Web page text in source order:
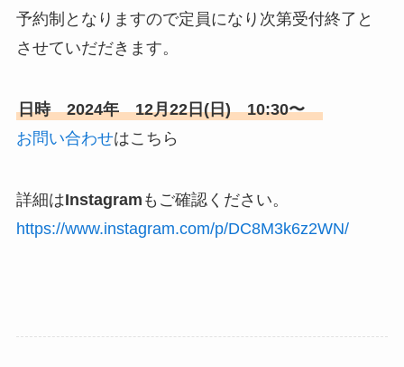
予約制となりますので定員になり次第受付終了と
させていだだきます。
日時 2024年 12月22日(日) 10:30〜
お問い合わせはこちら
詳細はInstagram もご確認ください。
https://www.instagram.com/p/DC8M3k6z2WN/